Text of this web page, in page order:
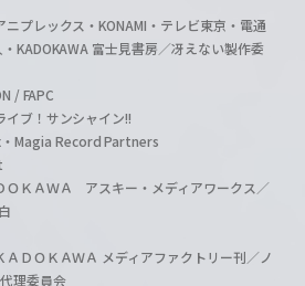
プレックス・KONAMI・テレビ東京・電通
KADOKAWA 富士見書房／冴えない製作委
/ FAPC
ブ！サンシャイン!!
Magia Record Partners
ＫＡＷＡ アスキー・メディアワークス／
ＤＯＫＡＷＡ メディアファクトリー刊／ノ
理委員会